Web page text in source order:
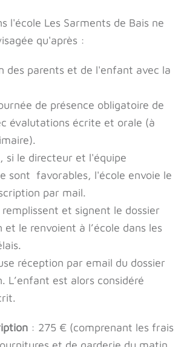
l'école Les Sarments de Bais ne
qu'après :
des parents et de l'enfant avec la
de présence obligatoire de
évalutations écrite et orale (à
si le directeur et l'équipe
sont favorables, l'école envoie le
par mail.
remplissent et signent le dossier
et le renvoient à l’école dans les
réception par email du dossier
L’enfant est alors considéré
: 275 € (comprenant les frais